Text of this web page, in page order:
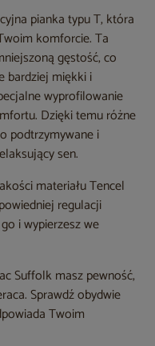
pianka typu T, która
komforcie. Ta
gęstość, co
bardziej miękki i
wyprofilowanie
Dzięki temu różne
podtrzymywane i
sen.
materiału Tencel
regulacji
i wypierzesz we
Suffolk masz pewność,
Sprawdź obydwie
Twoim